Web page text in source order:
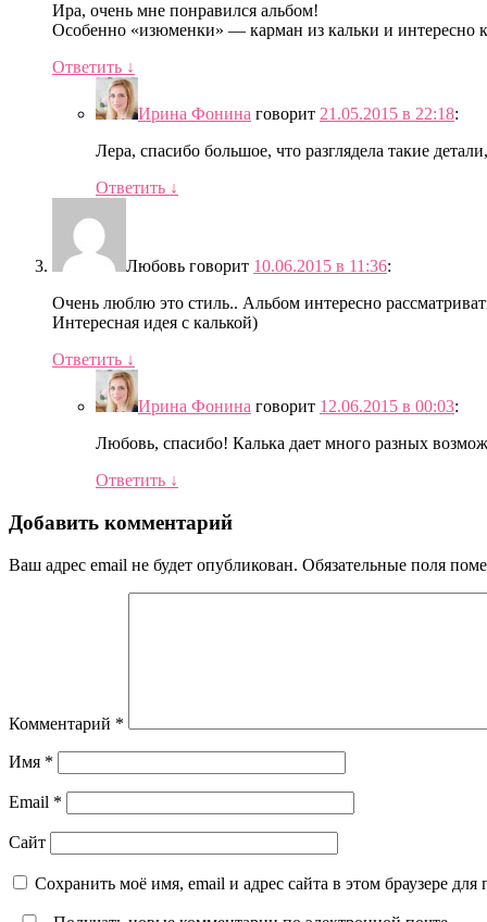
Ира, очень мне понравился альбом!
Особенно «изюменки» — карман из кальки и интересно
Ответить ↓
Ирина Фонина говорит 21.05.2015 в 22:18:
Лера, спасибо большое, что разглядела такие
Ответить ↓
Любовь говорит 10.06.2015 в 11:36:
Очень люблю это стиль.. Альбом интересно
Интересная идея с калькой)
Ответить ↓
Ирина Фонина говорит 12.06.2015 в 00:03:
Любовь, спасибо! Калька дает много разных
Ответить ↓
Добавить комментарий
Ваш адрес email не будет опубликован. Обязательные поля
Комментарий *
Имя *
Email *
Сайт
Сохранить моё имя, email и адрес сайта в этом браузере